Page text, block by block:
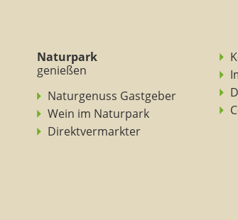
Naturpark
genießen
Naturgenuss Gastgeber
Wein im Naturpark
Direktvermarkter